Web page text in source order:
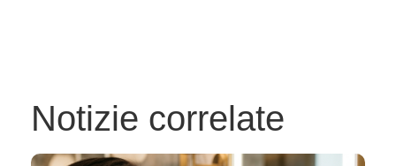
Notizie correlate